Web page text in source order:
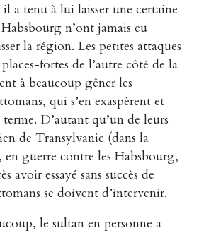
a tenu à lui laisser une certaine
n’ont jamais eu
la région. Les petites attaques
fortes de l’autre côté de la
à beaucoup gêner les
qui s’en exaspèrent et
D’autant qu’un de leurs
de Transylvanie (dans la
guerre contre les Habsbourg,
avoir essayé sans succès de
se doivent d’intervenir.
le sultan en personne a